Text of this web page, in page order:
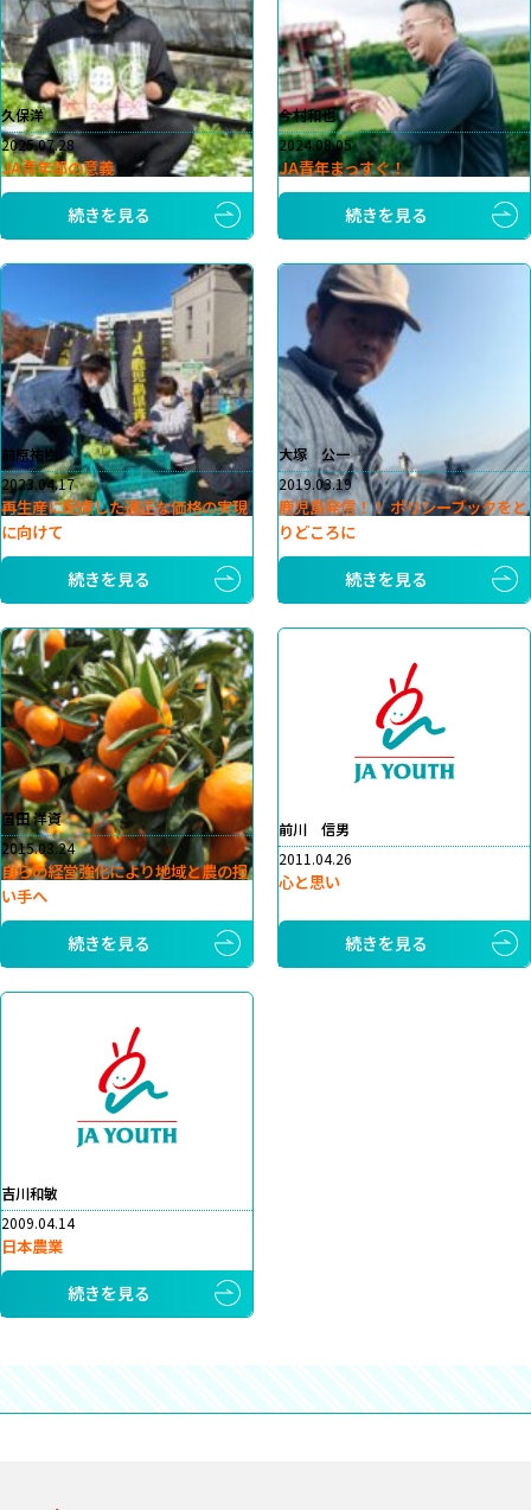
久保洋
2025.07.28
JA青年部の意義
続きを見る
今村和也
2024.08.05
JA青年まっすぐ！
続きを見る
前原祐樹
2023.04.17
再生産に配慮した適正な価格の実現
に向けて
続きを見る
大塚 公一
2019.03.19
鹿児島発信！！ ポリシーブックをと
りどころに
続きを見る
薗田 洋資
2015.03.24
自らの経営強化により地域と農の担
い手へ
続きを見る
前川 信男
2011.04.26
心と思い
続きを見る
吉川和敏
2009.04.14
日本農業
続きを見る